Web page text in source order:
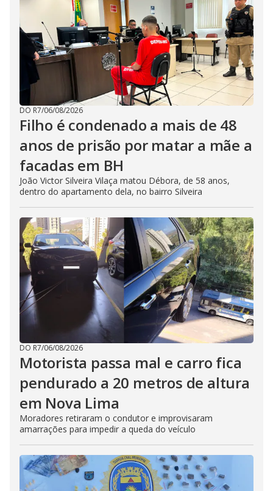
DO R7/06/08/2026
Filho é condenado a mais de 48
anos de prisão por matar a mãe a
facadas em BH
João Victor Silveira Vilaça matou Débora, de 58 anos,
dentro do apartamento dela, no bairro Silveira
DO R7/06/08/2026
Motorista passa mal e carro fica
pendurado a 20 metros de altura
em Nova Lima
Moradores retiraram o condutor e improvisaram
amarrações para impedir a queda do veículo